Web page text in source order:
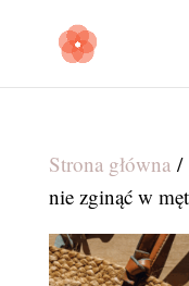
Strona główna/
nie zginąć w